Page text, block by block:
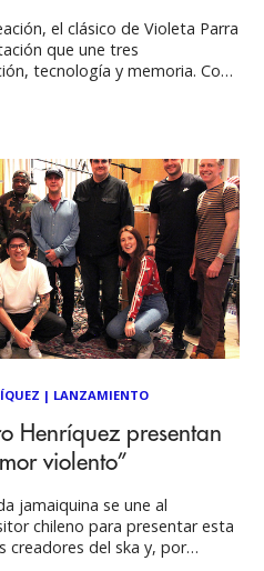
el clásico de Violeta Parra
que une tres
tecnología y memoria. Con
músico presenta una versión
| LANZAMIENTO
Henríquez presentan
violento”
jamaiquina se une al
chileno para presentar esta
creadores del ska y, por